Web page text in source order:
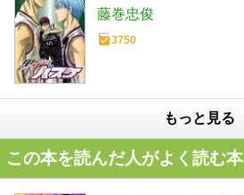
藤巻忠俊
3750
もっと見る
この本を読んだ人がよく読む本